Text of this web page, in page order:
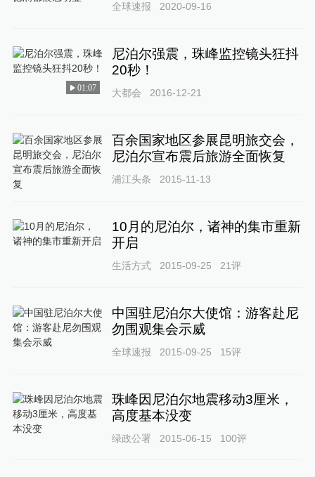
全球速报 2020-09-16
01:07
尼泊尔强震，珠峰监控镜头狂抖
20秒！
大都会 2016-12-21
百余国家地区参展昆明旅交会，
尼泊尔宣布震后旅游全面恢复
浦江头条 2015-11-13
10月的尼泊尔，诸神的集市重新
开启
生活方式 2015-09-25 21评
中国驻尼泊尔大使馆：游客赴尼
勿围观集会示威
全球速报 2015-09-25 15评
珠峰因尼泊尔地震移动3厘米，
高度基本没变
绿政公署 2015-06-15 100评